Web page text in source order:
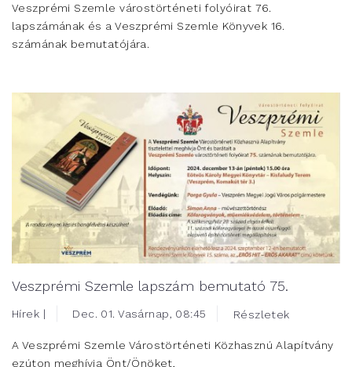
Veszprémi Szemle várostörténeti folyóirat 76.
lapszámának és a Veszprémi Szemle Könyvek 16.
számának bemutatójára.
Veszprémi Szemle lapszám bemutató 75.
Hírek | Dec. 01. Vasárnap, 08:45 Részletek
A Veszprémi Szemle Várostörténeti Közhasznú Alapítvány
ezúton meghívja Önt/Önöket,